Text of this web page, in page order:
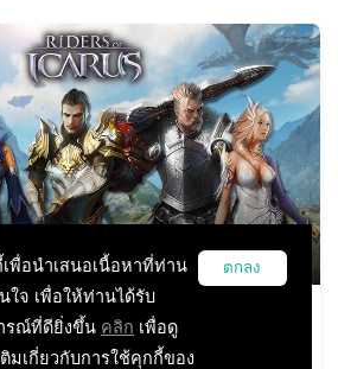
าสนักรบไรเดอร์ วีรบุรุษจาก
เพื่อนำเสนอเนื้อหาที่ท่าน
ใจ เพื่อให้ท่านได้รับ
รณ์ที่ดียิ่งขึ้น คลิก เพื่อดู
มเกี่ยวกับการใช้คุกกี้ของ
ตกลง